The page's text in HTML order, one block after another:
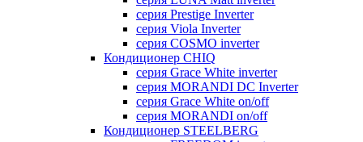
серия Prestige Inverter
серия Viola Inverter
серия COSMO inverter
Кондиционер CHIQ
серия Grace White inverter
серия MORANDI DC Inverter
серия Grace White on/off
серия MORANDI on/off
Кондиционер STEELBERG